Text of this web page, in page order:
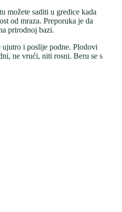
možete saditi u gredice kada
od mraza. Preporuka je da
prirodnoj bazi.
ujutro i poslije podne. Plodovi
ne vrući, niti rosni. Beru se s